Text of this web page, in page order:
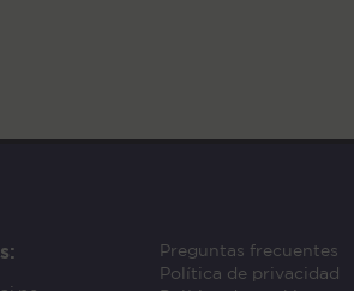
Preguntas frecuentes
Política de privacidad